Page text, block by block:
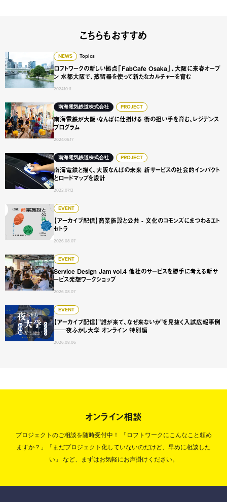
こちらもおすすめ
NEWS Topics
ロフトワークの新しい拠点「FabCafe Osaka」、大阪に来春オープ
ン 水都大阪で、蒸留器を使って新たなカルチャーを育む
2024.10.11
ロフトワークの新しい拠点「FabCafe Osaka」、大阪に来
南海電気鉄道株式会社 PROJECT
南海電鉄が大阪・なんばに仕掛ける 街の担い手を育む、レジデンス
プログラム
2024.06.17
南海電鉄が大阪・なんばに仕掛ける 街の担い手を育む、レ
南海電気鉄道株式会社 PROJECT
南海電鉄と描く、大阪なんばの未来 新サービスの社会的インパクト
とロードマップを設計
2022.07.12
南海電鉄と描く、大阪なんばの未来 新サービスの社会的イ
EVENT
【アーカイブ配信】商業施設と公共 - 文化のコモンズにまつわるエト
セトラ
2026.08.07
【アーカイブ配信】商業施設と公共 - 文化のコモンズにまつ
EVENT
Service Design Jam vol.4 他社のサービスを勝手に考える新サ
ービス発想ワークショップ
2026.08.07
Service Design Jam vol.4 他社のサービスを勝手に考える
EVENT
【アーカイブ配信】"誰が来て、なぜ来ないか"を見抜く入試広報事例
──夜ふかし大学 オンライン 特別編
2026.08.06
【アーカイブ配信】"誰が来て、なぜ来ないか"を見抜く入
オンライン相談
プロジェクトのご相談を随時受付中！
「ロフトワークにこんなこと頼め
ますか？」「まだプロジェクト化していないのだけど、早めに相談した
い」
など、まずはお気軽にお声掛けください。